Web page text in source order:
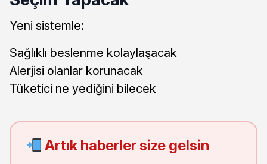
Yeni sistemle:
Sağlıklı beslenme kolaylaşacak
Alerjisi olanlar korunacak
Tüketici ne yediğini bilecek
Artık haberler size gelsin